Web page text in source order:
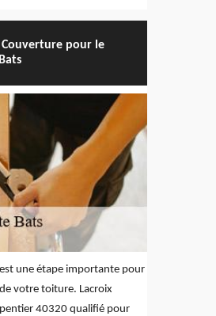
Couverture pour le
une étape importante pour
votre toiture. Lacroix
40320 qualifié pour